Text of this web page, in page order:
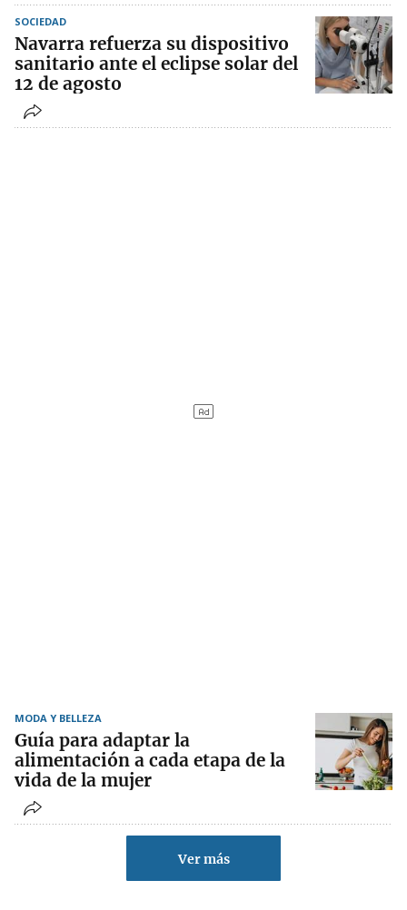
SOCIEDAD
Navarra refuerza su dispositivo
sanitario ante el eclipse solar del
12 de agosto
MODA Y BELLEZA
Guía para adaptar la
alimentación a cada etapa de la
vida de la mujer
Ver más